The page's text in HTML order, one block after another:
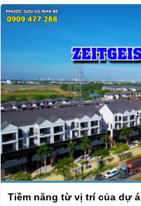
Tiềm năng từ vị trí của dự